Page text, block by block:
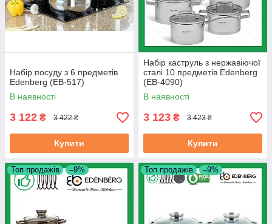
Набір посуду з 6 предметів
Edenberg (EB-517)
В наявності
3 122 ₴ 3 422 ₴
Купити
Набір каструль з нержавіючої
сталі 10 предметів Edenberg
(EB-4090)
В наявності
3 123 ₴ 3 423 ₴
Купити
Топ продажів –9% Топ продажів –9%